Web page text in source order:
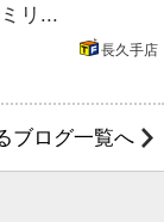
リ...
長久手店
ブログ一覧へ